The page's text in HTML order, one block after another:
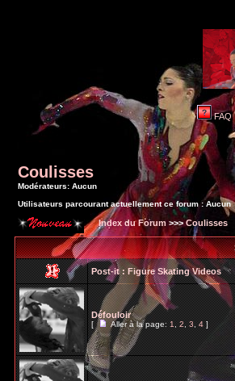
FAQ
Coulisses
Modérateurs: Aucun
Utilisateurs parcourant actuellement ce forum : Aucun
Index du Forum >>>Coulisses
Post-it : Figure Skating Videos
Défouloir
[ Aller à la page:1,2,3,4]